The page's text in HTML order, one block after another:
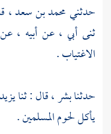
حدثنيمحمد بن سعد ،
ثنى أبي ، عن أبيه ، عن
الاغتياب .
حدثنابشر ،قال : ثنا
يأكل لحوم المسلمين .